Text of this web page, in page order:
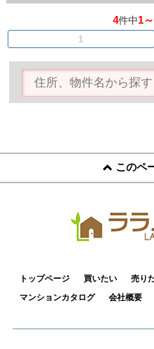
4件中1
1
このペ
トップページ 買いたい 売り
マンションカタログ
会社概要